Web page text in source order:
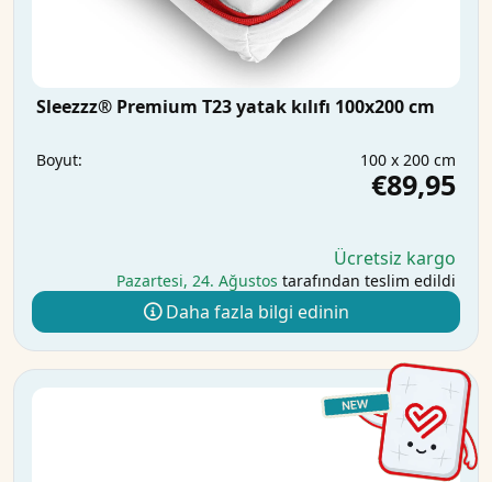
Sleezzz® Premium T23 yatak kılıfı 100x200 cm
Boyut: 100 x 200 cm
€89,95
Ücretsiz kargo
Pazartesi, 24. Ağustos tarafından teslim edildi
Daha fazla bilgi edinin